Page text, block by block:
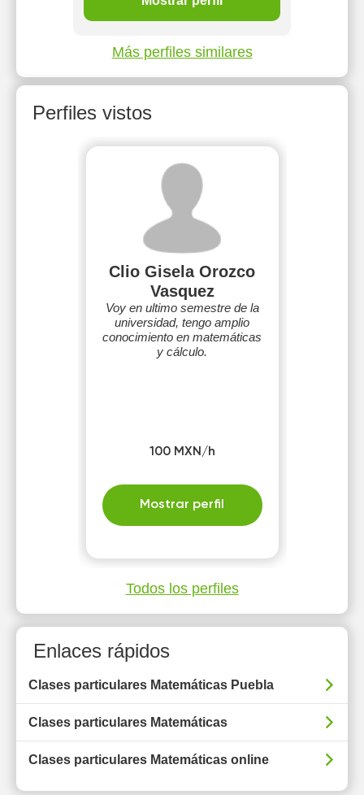
Más perfiles similares
Perfiles vistos
Clio Gisela Orozco
Vasquez
Voy en ultimo semestre de la
universidad, tengo amplio
conocimiento en matemáticas
y cálculo.
100 MXN/h
Mostrar perfil
Todos los perfiles
Enlaces rápidos
Clases particulares Matemáticas Puebla
Clases particulares Matemáticas
Clases particulares Matemáticas online